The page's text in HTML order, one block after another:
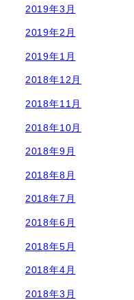
2019年3月
2019年2月
2019年1月
2018年12月
2018年11月
2018年10月
2018年9月
2018年8月
2018年7月
2018年6月
2018年5月
2018年4月
2018年3月